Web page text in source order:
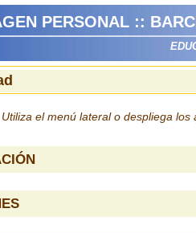
PERSONAL ::
Utiliza el menú lateral o despliega